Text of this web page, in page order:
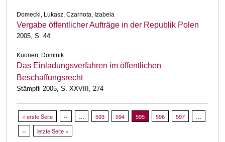
Domecki, Lukasz, Czarnota, Izabela
Vergabe öffentlicher Aufträge in der Republik Polen
2005, S. 44
Kuonen, Dominik
Das Einladungsverfahren im öffentlichen
Beschaffungsrecht
Stämpfli 2005, S. XXVIII, 274
Seitennummerierung
Erste Seite
« erste Seite Vorherige Seite
‹‹ … Page
593 Page
594 Aktuelle Seite
595 Page
596 Page
597
…
Nächste Seite
›› Letzte Seite
letzte Seite »